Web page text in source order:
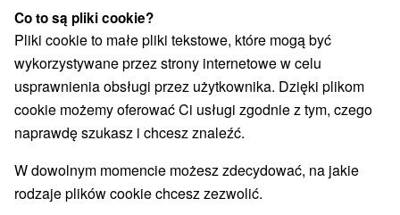
Veľký Meder
Przejdź do lokalizacji
Urządzenie jest obecnie zamknięty z naszą ofertą!
9,9 doskonały·7 recenzji
Co to są pliki cookie?
Pliki cookie to małe pliki tekstowe, które mogą być
wykorzystywane przez strony internetowe w celu
usprawnienia obsługi przez użytkownika. Dzięki plikom
cookie możemy oferować Ci usługi zgodnie z tym, czego
naprawdę szukasz i chcesz znaleźć.
W dowolnym momencie możesz zdecydować, na jakie
rodzaje plików cookie chcesz zezwolić.